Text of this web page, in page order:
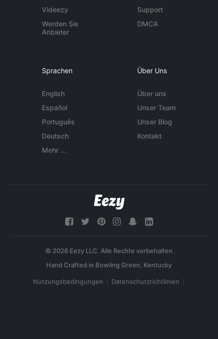
Videezy
Werden Sie
Anbieter
Support
DMCA
Sprachen
English
Español
Português
Deutsch
Mehr ...
Über Uns
Über uns
Unser Team
Unser Blog
Kontakt
© 2026 Eezy LLC. Alle Rechte vorbehalten
Nutzungsbedingungen Datenschutzrichtlinien